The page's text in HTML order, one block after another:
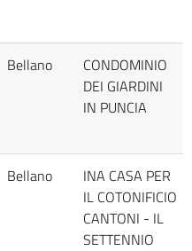
Bellano
CONDOMINIO
DEI GIARDINI
IN PUNCIA
Bellano
INA CASA PER
IL COTONIFICIO
CANTONI - IL
SETTENNIO